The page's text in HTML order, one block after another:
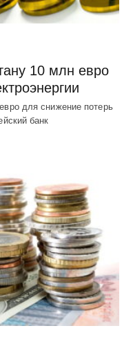
10 млн евро
для снижение потерь
банк